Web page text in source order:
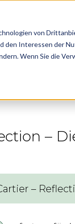
von
Interessen der
Wenn Sie die
–
–